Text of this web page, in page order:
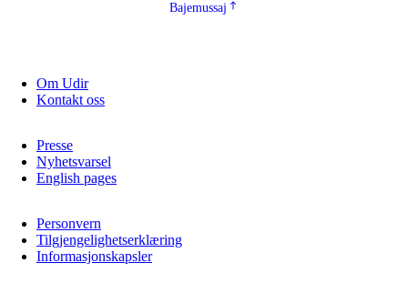
Bajemussaj
Om Udir
Kontakt oss
Presse
Nyhetsvarsel
English pages
Personvern
Tilgjengelighetserklæring
Informasjonskapsler